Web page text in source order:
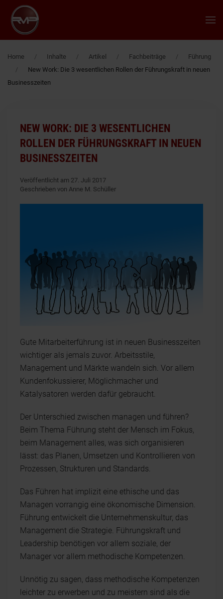
Zum Hauptinhalt springen
Home Inhalte Artikel Fachbeiträge
Führung
New Work: Die 3 wesentlichen Rollen der Führungskraft in neuen
Businesszeiten
NEW WORK: DIE 3 WESENTLICHEN
ROLLEN DER FÜHRUNGSKRAFT IN NEUEN
BUSINESSZEITEN
Veröffentlicht am 27. Juli 2017
Geschrieben von Anne M. Schüller
Gute Mitarbeiterführung ist in neuen Businesszeiten
wichtiger als jemals zuvor. Arbeitsstile,
Management und Märkte wandeln sich. Vor allem
Kundenfokussierer, Möglichmacher und
Katalysatoren werden dafür gebraucht.
Der Unterschied zwischen managen und führen?
Beim Thema Führung steht der Mensch im Fokus,
beim Management alles, was sich organisieren
lässt: das Planen, Umsetzen und Kontrollieren von
Prozessen, Strukturen und Standards.
Das Führen hat implizit eine ethische und das
Managen vorrangig eine ökonomische Dimension.
Führung entwickelt die Unternehmenskultur, das
Management die Strategie. Führungskraft und
Leadership benötigen vor allem soziale, der
Manager vor allem methodische Kompetenzen.
Unnötig zu sagen, dass methodische Kompetenzen
leichter zu erwerben und zu meistern sind als die